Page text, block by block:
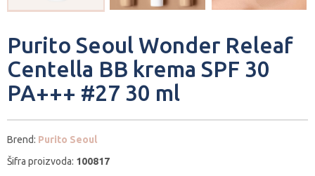
Purito Seoul Wonder Releaf
Centella BB krema SPF 30
PA+++ #27 30 ml
Brend: Purito Seoul
Šifra proizvoda: 100817